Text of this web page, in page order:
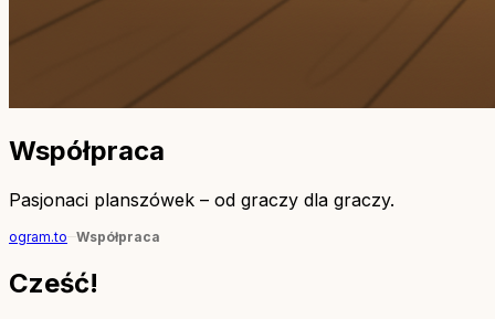
Współpraca
Pasjonaci planszówek – od graczy dla graczy.
ogram.to Współpraca
Cześć!